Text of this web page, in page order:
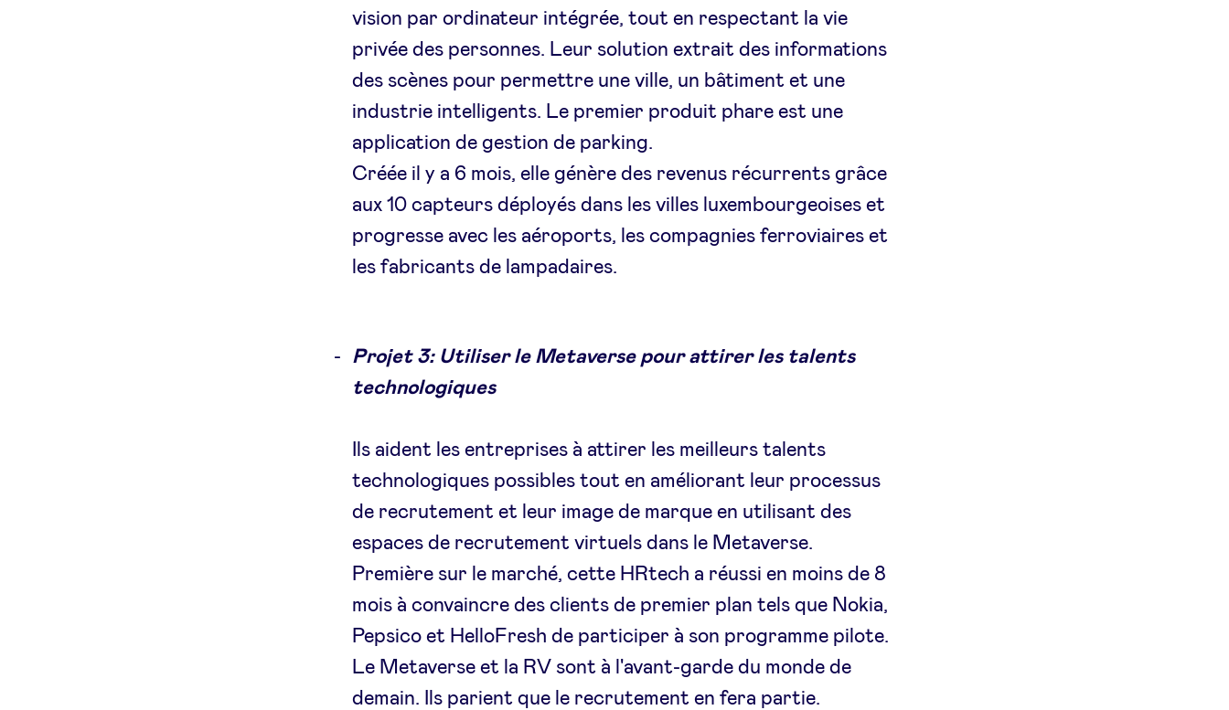
vision par ordinateur intégrée, tout en respectant la vie
privée des personnes. Leur solution extrait des informations
des scènes pour permettre une ville, un bâtiment et une
industrie intelligents. Le premier produit phare est une
application de gestion de parking.
Créée il y a 6 mois, elle génère des revenus récurrents grâce
aux 10 capteurs déployés dans les villes luxembourgeoises et
progresse avec les aéroports, les compagnies ferroviaires et
les fabricants de lampadaires.
Projet 3: Utiliser le Metaverse pour attirer les talents
technologiques
Ils aident les entreprises à attirer les meilleurs talents
technologiques possibles tout en améliorant leur processus
de recrutement et leur image de marque en utilisant des
espaces de recrutement virtuels dans le Metaverse.
Première sur le marché, cette HRtech a réussi en moins de 8
mois à convaincre des clients de premier plan tels que Nokia,
Pepsico et HelloFresh de participer à son programme pilote.
Le Metaverse et la RV sont à l'avant-garde du monde de
demain. Ils parient que le recrutement en fera partie.